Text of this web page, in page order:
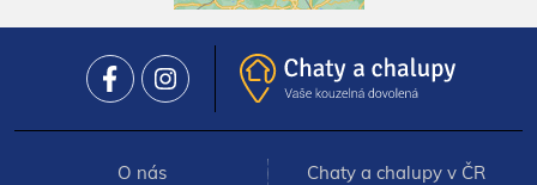
O nás
Chaty a chalupy v ČR